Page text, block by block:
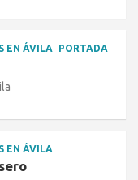
EN ÁVILA PORTADA
EN ÁVILA